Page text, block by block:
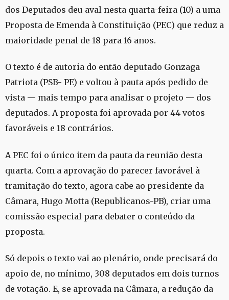
dos Deputados deu aval nesta quarta-feira (10) a uma
Proposta de Emenda à Constituição (PEC) que reduz a
maioridade penal de 18 para 16 anos.
O texto é de autoria do então deputado Gonzaga
Patriota (PSB- PE) e voltou à pauta após pedido de
vista — mais tempo para analisar o projeto — dos
deputados. A proposta foi aprovada por 44 votos
favoráveis e 18 contrários.
A PEC foi o único item da pauta da reunião desta
quarta. Com a aprovação do parecer favorável à
tramitação do texto, agora cabe ao presidente da
Câmara, Hugo Motta (Republicanos-PB), criar uma
comissão especial para debater o conteúdo da
proposta.
Só depois o texto vai ao plenário, onde precisará do
apoio de, no mínimo, 308 deputados em dois turnos
de votação. E, se aprovada na Câmara, a redução da